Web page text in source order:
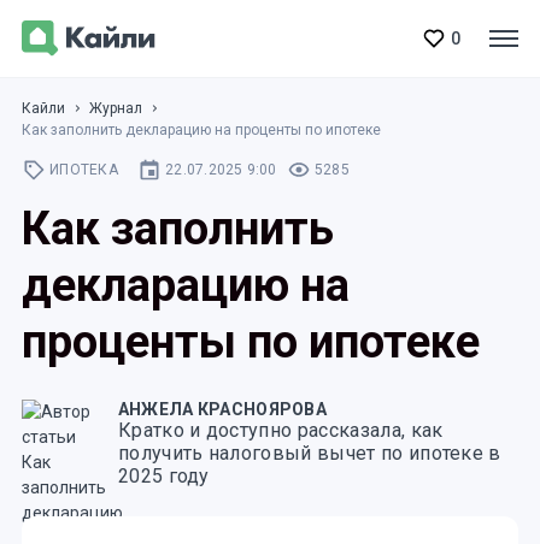
0
Кайли
Журнал
Как заполнить декларацию на проценты по ипотеке
ИПОТЕКА 22.07.2025 9:00 5285
Как заполнить
декларацию на
проценты по ипотеке
АНЖЕЛА КРАСНОЯРОВА
Кратко и доступно рассказала, как
получить налоговый вычет по ипотеке в
2025 году